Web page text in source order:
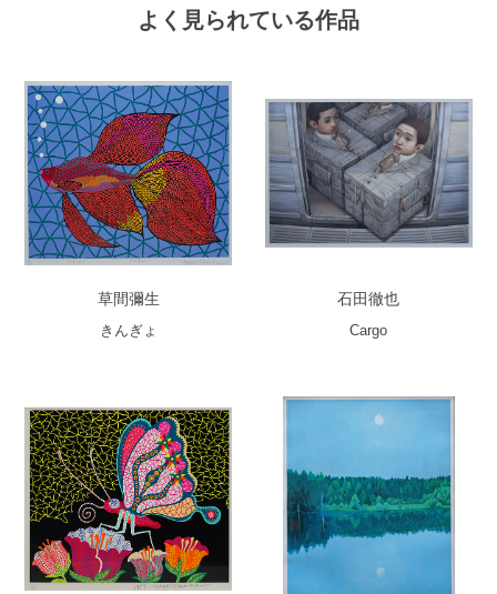
よく見られている作品
草間彌生
きんぎょ
石田徹也
Cargo